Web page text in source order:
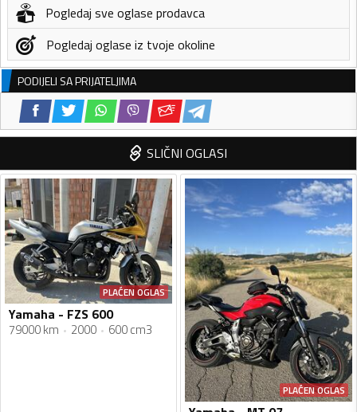
Pogledaj sve oglase prodavca
Pogledaj oglase iz tvoje okoline
PODIJELI SA PRIJATELJIMA
SLIČNI OGLASI
PLAĆEN OGLAS
Yamaha - FZS 600
79000 km 2000 600 cm3
PLAĆEN OGLAS